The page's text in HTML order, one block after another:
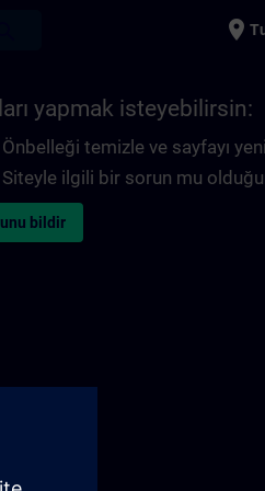
place
yapmak isteyebilirsin:
Önbelleği temizle ve sayfayı
Siteyle ilgili bir sorun mu
bildir